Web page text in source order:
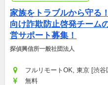
家族をトラブルから守る
向け詐欺防止啓発チーム
営サポート募集！
探偵興信所一般社団法人
フルリモートOK, 東京 [渋谷
無料